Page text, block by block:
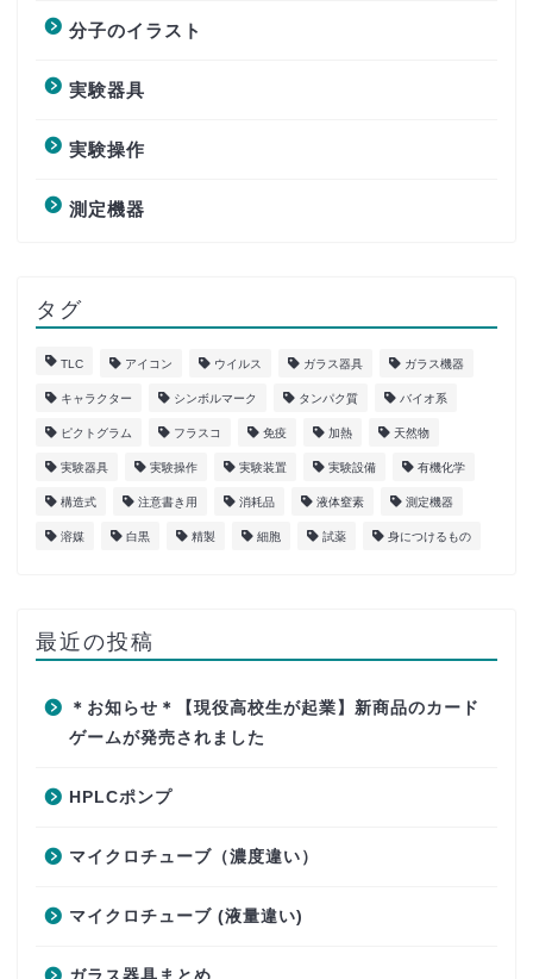
分子のイラスト
実験器具
実験操作
測定機器
タグ
TLC アイコン ウイルス ガラス器具 ガラス機器
キャラクター シンボルマーク タンパク質 バイオ系
ピクトグラム フラスコ 免疫 加熱 天然物
実験器具 実験操作 実験装置 実験設備 有機化学
構造式 注意書き用 消耗品 液体窒素 測定機器
溶媒 白黒 精製 細胞 試薬 身につけるもの
最近の投稿
＊お知らせ＊【現役高校生が起業】新商品のカード
ゲームが発売されました
HPLCポンプ
マイクロチューブ（濃度違い）
マイクロチューブ (液量違い)